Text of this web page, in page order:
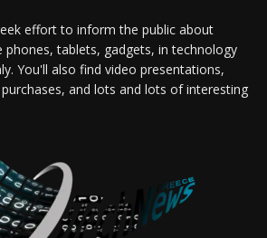
effort to inform the public about
phones, tablets, gadgets, in technology
You'll also find video presentations,
and lots and lots of interesting